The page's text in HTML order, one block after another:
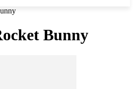
Bunny